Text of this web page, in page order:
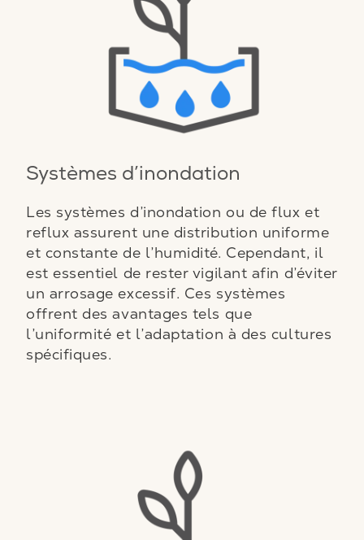
Systèmes d’inondation
Les systèmes d’inondation ou de flux et
reflux assurent une distribution uniforme
et constante de l’humidité. Cependant, il
est essentiel de rester vigilant afin d’éviter
un arrosage excessif. Ces systèmes
offrent des avantages tels que
l’uniformité et l’adaptation à des cultures
spécifiques.